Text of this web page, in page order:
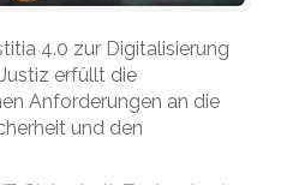
4.0 zur Digitalisierung
erfüllt die
Anforderungen an die
und den